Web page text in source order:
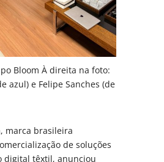
BloomÀ direita na foto:
azul) e Felipe Sanches (de
marca brasileira
de soluções
digital têxtil, anunciou